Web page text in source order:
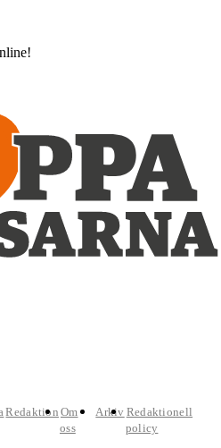
Redaktion Om
oss
Arkiv Redaktionell
policy